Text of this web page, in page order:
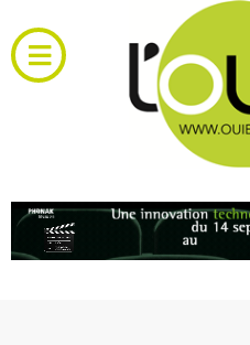
au
contenu
Toggle
Navigation
RH et emploi